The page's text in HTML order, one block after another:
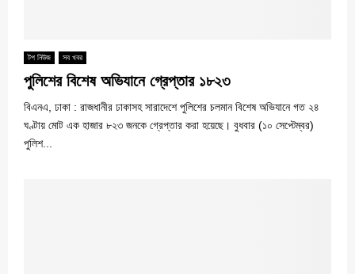
টপ নিউজ সব খবর
পুলিশের বিশেষ অভিযানে গ্রেপ্তার ১৮২৩
বিএনএ, ঢাকা : রাজধানীর ঢাকাসহ সারাদেশে পুলিশের চলমান বিশেষ অভিযানে গত ২৪
ঘণ্টায় মোট এক হাজার ৮২৩ জনকে গ্রেপ্তার করা হয়েছে। বুধবার (১০ সেপ্টেম্বর)
পুলিশ...